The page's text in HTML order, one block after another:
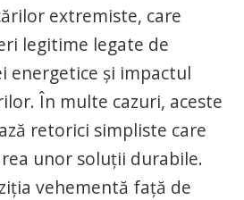
extremiste, care
legitime legate de
energetice și impactul
În multe cazuri, aceste
retorici simpliste care
unor soluții durabile.
vehementă față de